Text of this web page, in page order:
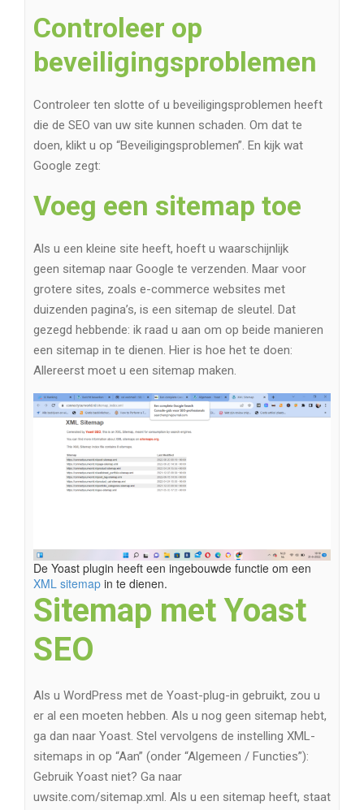
Controleer op
beveiligingsproblemen
Controleer ten slotte of u beveiligingsproblemen heeft
die de SEO van uw site kunnen schaden. Om dat te
doen, klikt u op “Beveiligingsproblemen”. En kijk wat
Google zegt:
Voeg een sitemap toe
Als u een kleine site heeft, hoeft u waarschijnlijk
geen sitemap naar Google te verzenden. Maar voor
grotere sites, zoals e-commerce websites met
duizenden pagina’s, is een sitemap de sleutel. Dat
gezegd hebbende: ik raad u aan om op beide manieren
een sitemap in te dienen. Hier is hoe het te doen:
Allereerst moet u een sitemap maken.
De Yoast plugin heeft een ingebouwde functie om een
XML sitemap in te dienen.
Sitemap met Yoast
SEO
Als u WordPress met de Yoast-plug-in gebruikt, zou u
er al een moeten hebben. Als u nog geen sitemap hebt,
ga dan naar Yoast. Stel vervolgens de instelling XML-
sitemaps in op “Aan” (onder “Algemeen / Functies”):
Gebruik Yoast niet? Ga naar
uwsite.com/sitemap.xml. Als u een sitemap heeft, staat